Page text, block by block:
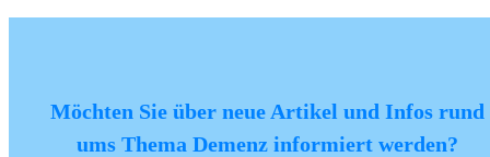
Möchten Sie über neue Artikel und Infos rund
ums Thema Demenz informiert werden?